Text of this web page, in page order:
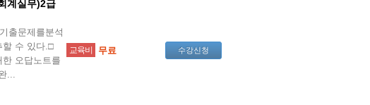
계실무)2급
출문제를분석
할 수 있다.□
오답노트를
...
교육비 무료 수강신청